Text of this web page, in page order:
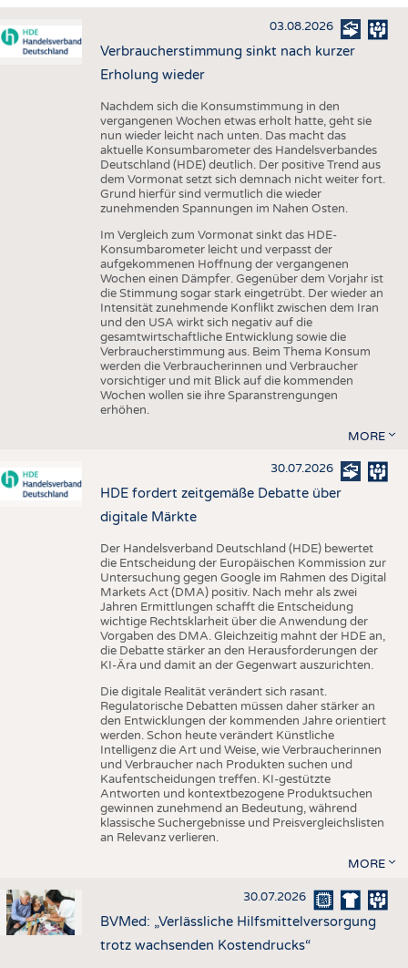
HAUS- UND HEIMTEXTILIEN
BEKLEIDUNG
AUSSCHREIBUNGEN
DTV AUSSCHREIBUNGSDIENST
STATISTICS
ADRESSEN & LINKS
PUBLIKATIONEN
TERMINE
BRANCHENTERMINE
03.08.2026
Verbraucherstimmung sinkt nach kurzer
Erholung wieder
Nachdem sich die Konsumstimmung in den
vergangenen Wochen etwas erholt hatte, geht sie
nun wieder leicht nach unten. Das macht das
aktuelle Konsumbarometer des Handelsverbandes
Deutschland (HDE) deutlich. Der positive Trend aus
dem Vormonat setzt sich demnach nicht weiter fort.
Grund hierfür sind vermutlich die wieder
zunehmenden Spannungen im Nahen Osten.
Im Vergleich zum Vormonat sinkt das HDE-
Konsumbarometer leicht und verpasst der
aufgekommenen Hoffnung der vergangenen
Wochen einen Dämpfer. Gegenüber dem Vorjahr ist
die Stimmung sogar stark eingetrübt. Der wieder an
Intensität zunehmende Konflikt zwischen dem Iran
und den USA wirkt sich negativ auf die
gesamtwirtschaftliche Entwicklung sowie die
Verbraucherstimmung aus. Beim Thema Konsum
werden die Verbraucherinnen und Verbraucher
vorsichtiger und mit Blick auf die kommenden
Wochen wollen sie ihre Sparanstrengungen
erhöhen.
MORE
30.07.2026
HDE fordert zeitgemäße Debatte über
digitale Märkte
Der Handelsverband Deutschland (HDE) bewertet
die Entscheidung der Europäischen Kommission zur
Untersuchung gegen Google im Rahmen des Digital
Markets Act (DMA) positiv. Nach mehr als zwei
Jahren Ermittlungen schafft die Entscheidung
wichtige Rechtsklarheit über die Anwendung der
Vorgaben des DMA. Gleichzeitig mahnt der HDE an,
die Debatte stärker an den Herausforderungen der
KI-Ära und damit an der Gegenwart auszurichten.
Die digitale Realität verändert sich rasant.
Regulatorische Debatten müssen daher stärker an
den Entwicklungen der kommenden Jahre orientiert
werden. Schon heute verändert Künstliche
Intelligenz die Art und Weise, wie Verbraucherinnen
und Verbraucher nach Produkten suchen und
Kaufentscheidungen treffen. KI-gestützte
Antworten und kontextbezogene Produktsuchen
gewinnen zunehmend an Bedeutung, während
klassische Suchergebnisse und Preisvergleichslisten
an Relevanz verlieren.
MORE
30.07.2026
BVMed: „Verlässliche Hilfsmittelversorgung
trotz wachsenden Kostendrucks“